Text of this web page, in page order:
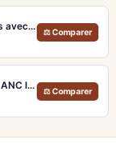
Sennheiser Momentum Sport – Écouteurs avec capteurs de fréquence cardiaque et température
⚖ Comparer
JBL Endurance Race 2 – Écouteurs sport ANC IP68 avec maintien TwistLock
⚖ Comparer